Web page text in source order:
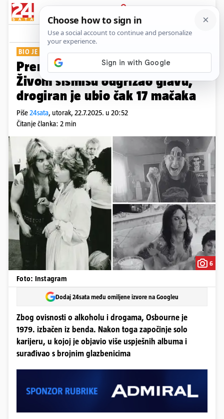
PRIJAVA
Show Komentari
BIO JE BOLESTAN
Preminuo Ozzy Osbourne (77):
Živom šišmišu odgrizao glavu,
drogiran je ubio čak 17 mačaka
Piše24sata, utorak, 22.7.2025. u 20:52
Čitanje članka: 2 min
6
Foto: Instagram
Dodaj 24sata među omiljene izvore na Googleu
Zbog ovisnosti o alkoholu i drogama, Osbourne je
1979. izbačen iz benda. Nakon toga započinje solo
karijeru, u kojoj je objavio više uspješnih albuma i
surađivao s brojnim glazbenicima